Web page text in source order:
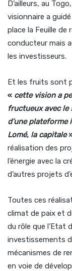
D’ailleurs, au
visionnaire a
place la Feuille
conducteur mais
les investisseurs.
Et les fruits sont
« cette vision a
fructueux avec le
d’une
Lomé, la capitale
réalisation des
l’énergie avec la
d’autres projets
Toutes ces
climat de paix et
du rôle que l’Etat
investissements
mécanismes de
en voie de